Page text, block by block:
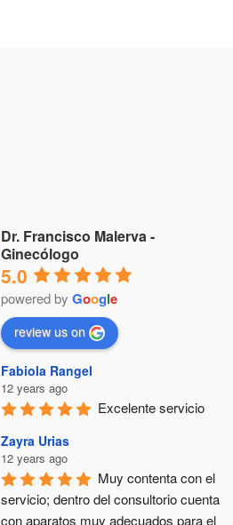
Dr. Francisco Malerva -
Ginecólogo
5.0
powered byGoogle
review us on
Fabiola Rangel
12 years ago
Excelente servicio
Zayra Urias
12 years ago
Muy contenta con el
servicio; dentro del consultorio cuenta
con aparatos muy adecuados para el